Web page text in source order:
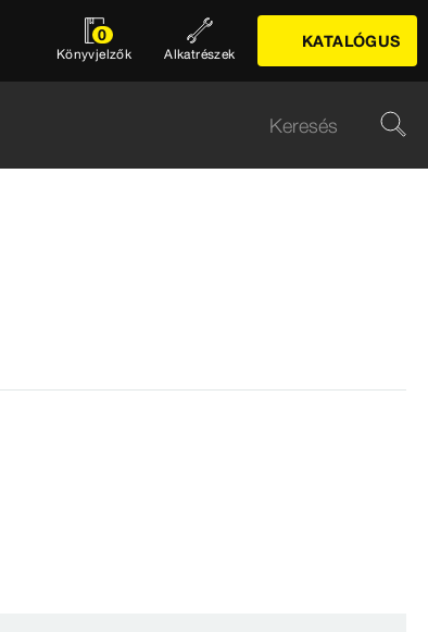
0
Könyvjelzők Alkatrészek
KATALÓGUS